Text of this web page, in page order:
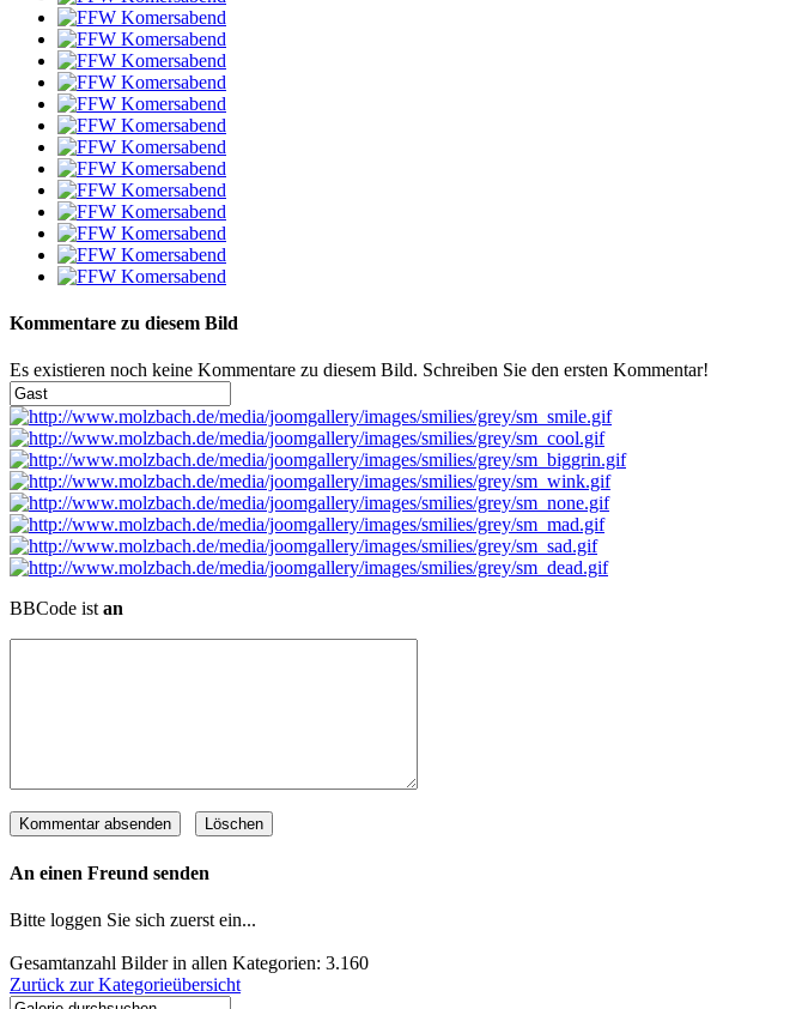
Kommentare zu diesem Bild
Es existieren noch keine Kommentare zu diesem Bild. Schreiben Sie den ersten Kommentar!
BBCode istan
An einen Freund senden
Bitte loggen Sie sich zuerst ein...
Gesamtanzahl Bilder in allen Kategorien: 3.160
Zurück zur Kategorieübersicht